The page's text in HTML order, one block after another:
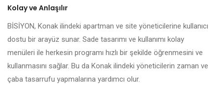
Kolay ve Anlaşılır
BİSİYON, Konak ilindeki apartman ve site yöneticilerine kullanıcı
dostu bir arayüz sunar. Sade tasarımı ve kullanımı kolay
menüleri ile herkesin programı hızlı bir şekilde öğrenmesini ve
kullanmasını sağlar. Bu da Konak ilindeki yöneticilerin zaman ve
çaba tasarrufu yapmalarına yardımcı olur.